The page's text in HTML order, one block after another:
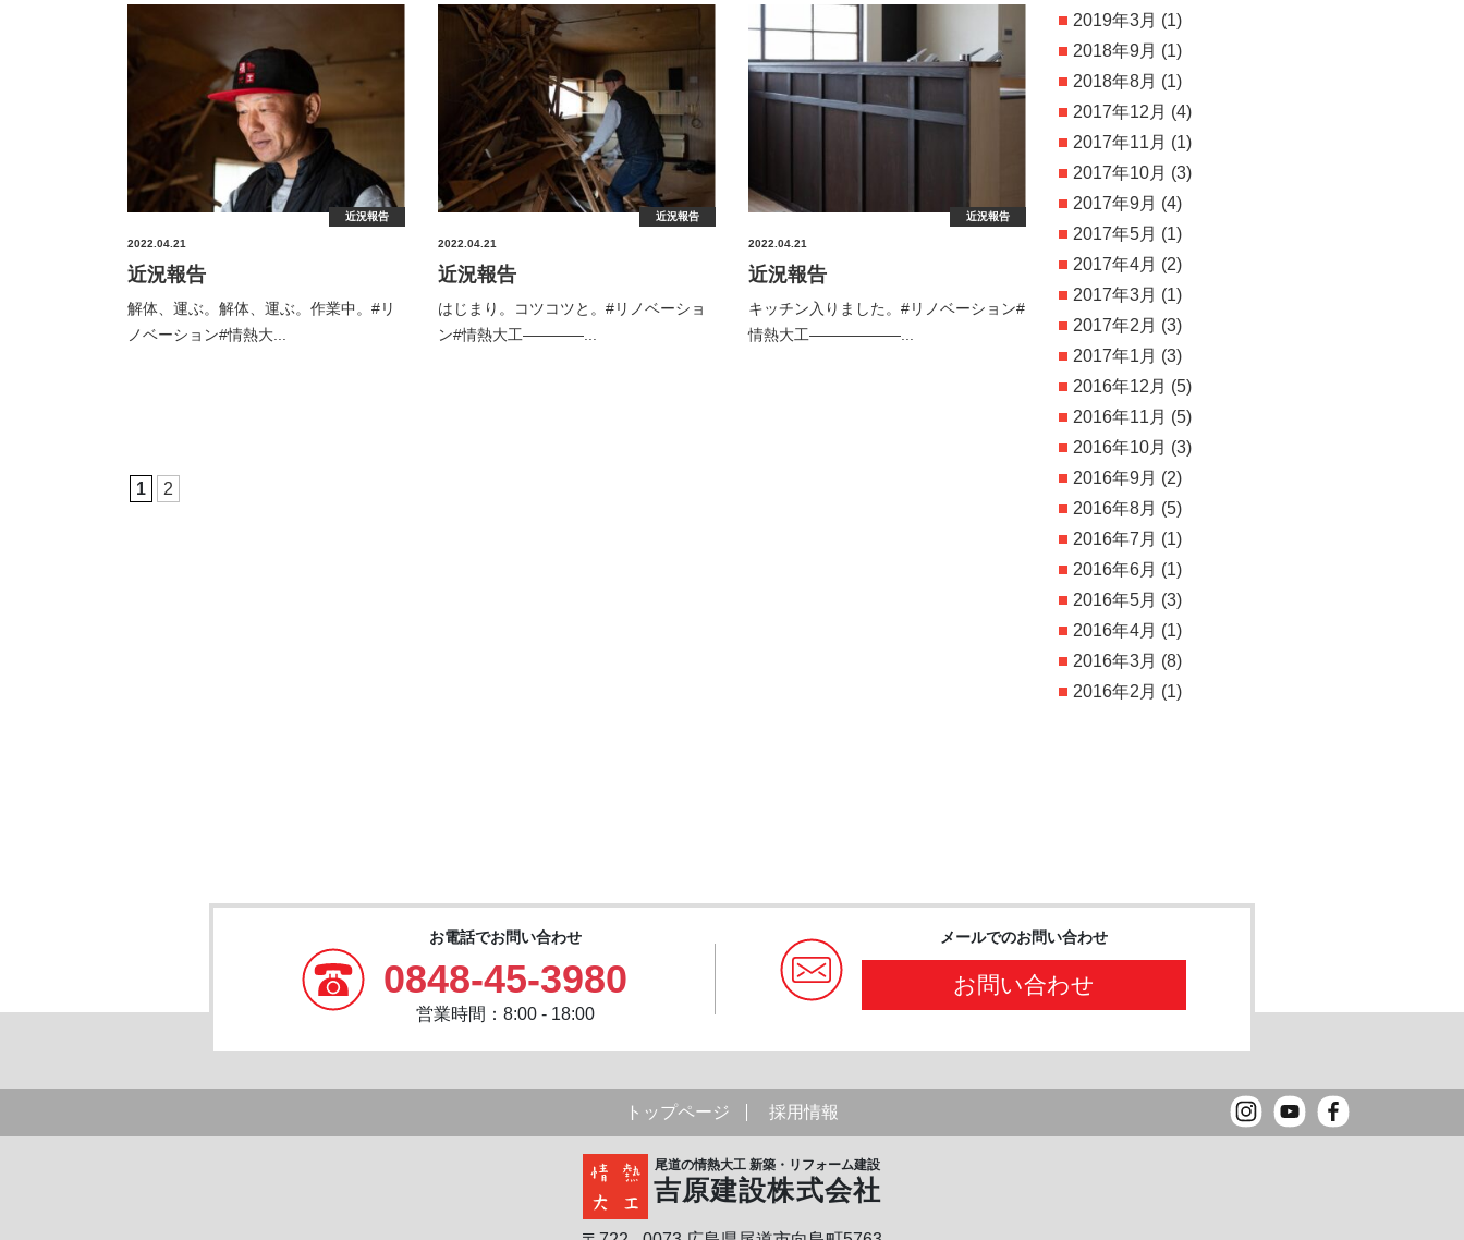
2022.04.21
近況報告
近況報告
解体、運ぶ。解体、運ぶ。⁡作業中。⁡#リ
ノベーション#情熱大...
2022.04.21
近況報告
近況報告
はじまり。⁡コツコツと。⁡#リノベーショ
ン#情熱大工————...
2022.04.21
近況報告
近況報告
キッチン入りました。⁡#リノベーション#
情熱大工——————...
1 2
2019年3月 (1)
2018年9月 (1)
2018年8月 (1)
2017年12月 (4)
2017年11月 (1)
2017年10月 (3)
2017年9月 (4)
2017年5月 (1)
2017年4月 (2)
2017年3月 (1)
2017年2月 (3)
2017年1月 (3)
2016年12月 (5)
2016年11月 (5)
2016年10月 (3)
2016年9月 (2)
2016年8月 (5)
2016年7月 (1)
2016年6月 (1)
2016年5月 (3)
2016年4月 (1)
2016年3月 (8)
2016年2月 (1)
お電話でお問い合わせ
0848-45-3980
営業時間：8:00 - 18:00
メールでのお問い合わせ
お問い合わせ
トップページ 採用情報
尾道の情熱大工 新築・リフォーム建設
吉原建設株式会社